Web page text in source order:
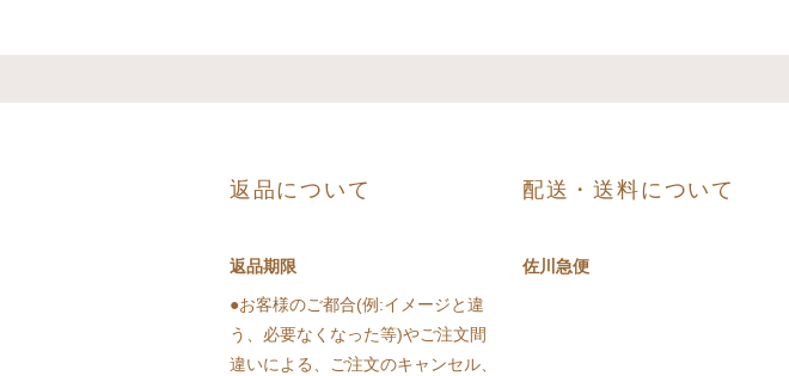
返品について
返品期限
●お客様のご都合(例:イメージと違
う、必要なくなった等)やご注文間
違いによる、ご注文のキャンセル、
配送・送料について
佐川急便